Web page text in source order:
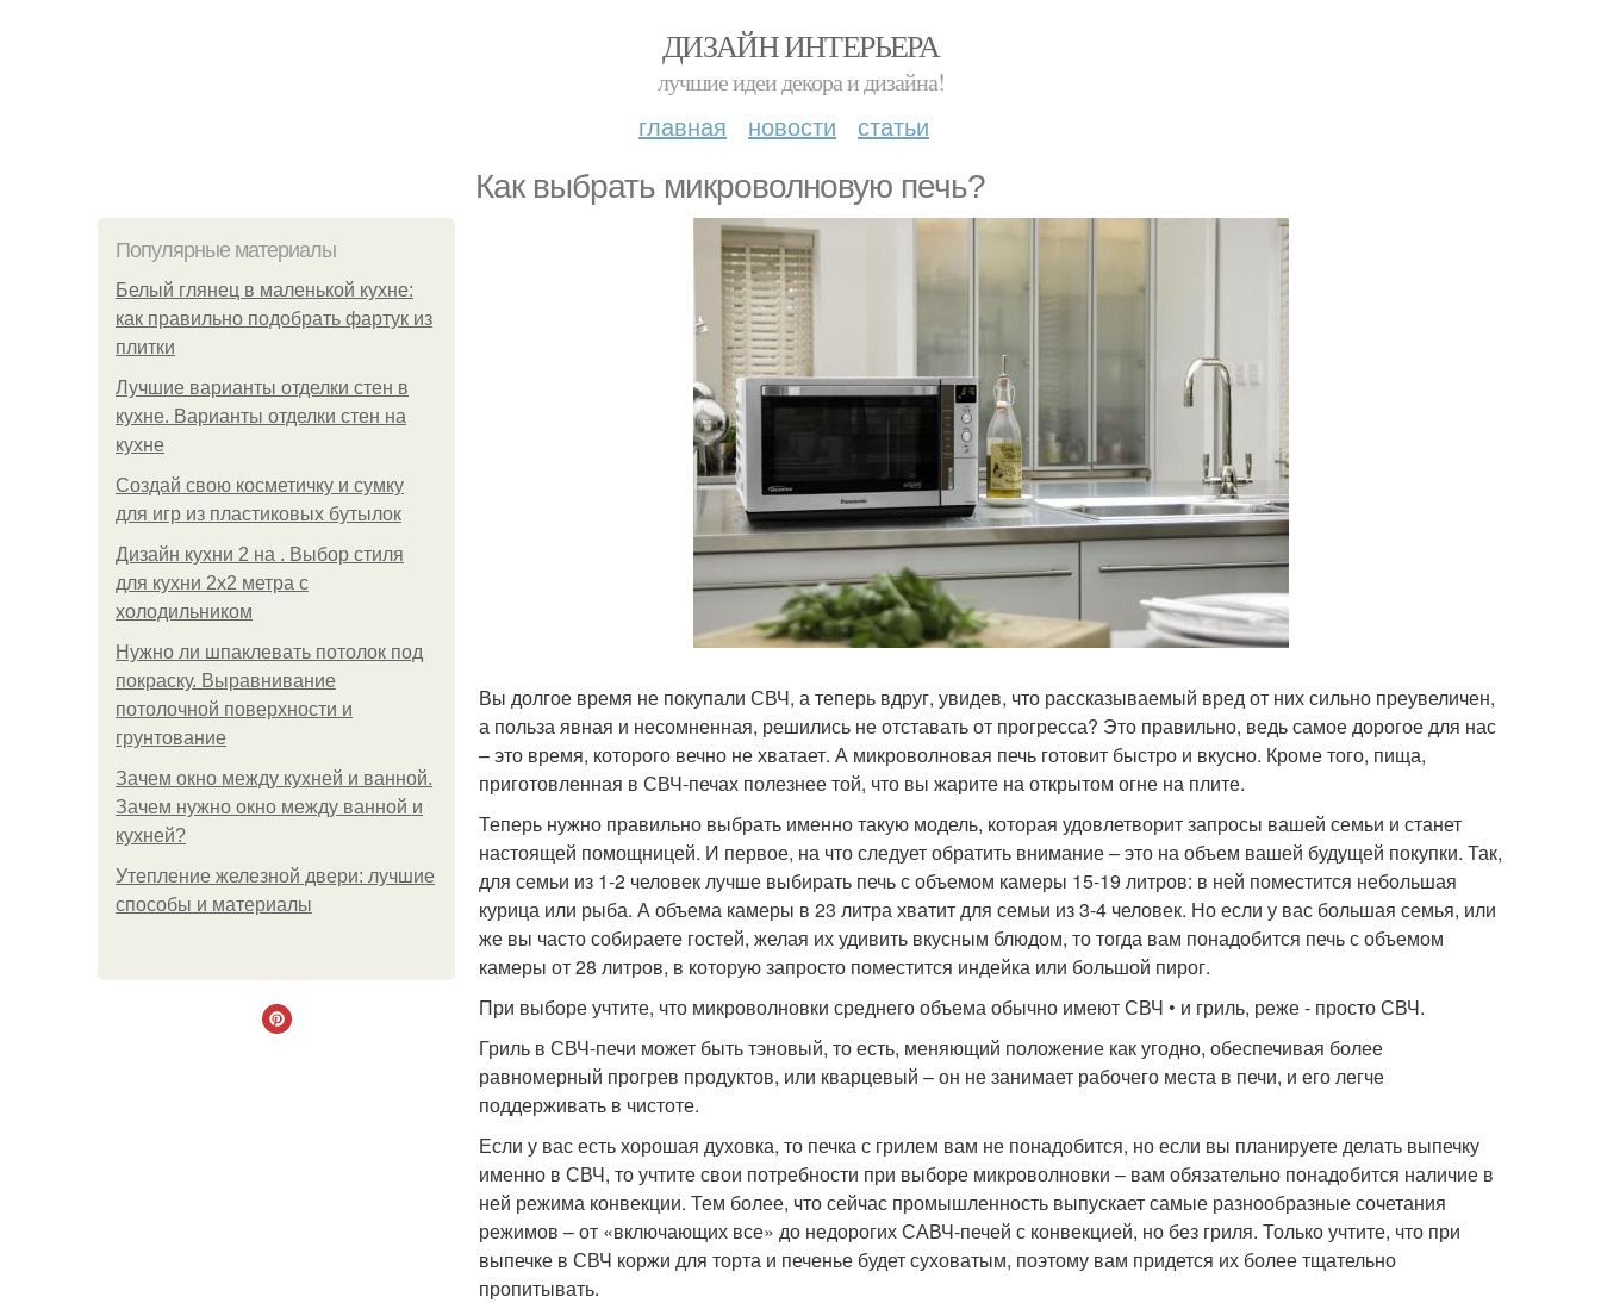
ДИЗАЙН ИНТЕРЬЕРА
лучшие идеи декора и дизайна!
главная новости статьи
Как выбрать микроволновую печь?
Популярные материалы
Белый глянец в маленькой кухне:
как правильно подобрать фартук из
плитки
Лучшие варианты отделки стен в
кухне. Варианты отделки стен на
кухне
Создай свою косметичку и сумку
для игр из пластиковых бутылок
Дизайн кухни 2 на . Выбор стиля
для кухни 2х2 метра с
холодильником
Нужно ли шпаклевать потолок под
покраску. Выравнивание
потолочной поверхности и
грунтование
Зачем окно между кухней и ванной.
Зачем нужно окно между ванной и
кухней?
Утепление железной двери: лучшие
способы и материалы
Вы долгое время не покупали СВЧ, а теперь вдруг, увидев, что рассказываемый вред от них сильно преувеличен,
а польза явная и несомненная, решились не отставать от прогресса? Это правильно, ведь самое дорогое для нас
– это время, которого вечно не хватает. А микроволновая печь готовит быстро и вкусно. Кроме того, пища,
приготовленная в СВЧ-печах полезнее той, что вы жарите на открытом огне на плите.
Теперь нужно правильно выбрать именно такую модель, которая удовлетворит запросы вашей семьи и станет
настоящей помощницей. И первое, на что следует обратить внимание – это на объем вашей будущей покупки. Так,
для семьи из 1-2 человек лучше выбирать печь с объемом камеры 15-19 литров: в ней поместится небольшая
курица или рыба. А объема камеры в 23 литра хватит для семьи из 3-4 человек. Но если у вас большая семья, или
же вы часто собираете гостей, желая их удивить вкусным блюдом, то тогда вам понадобится печь с объемом
камеры от 28 литров, в которую запросто поместится индейка или большой пирог.
При выборе учтите, что микроволновки среднего объема обычно имеют СВЧ • и гриль, реже - просто СВЧ.
Гриль в СВЧ-печи может быть тэновый, то есть, меняющий положение как угодно, обеспечивая более
равномерный прогрев продуктов, или кварцевый – он не занимает рабочего места в печи, и его легче
поддерживать в чистоте.
Если у вас есть хорошая духовка, то печка с грилем вам не понадобится, но если вы планируете делать выпечку
именно в СВЧ, то учтите свои потребности при выборе микроволновки – вам обязательно понадобится наличие в
ней режима конвекции. Тем более, что сейчас промышленность выпускает самые разнообразные сочетания
режимов – от «включающих все» до недорогих САВЧ-печей с конвекцией, но без гриля. Только учтите, что при
выпечке в СВЧ коржи для торта и печенье будет суховатым, поэтому вам придется их более тщательно
пропитывать.